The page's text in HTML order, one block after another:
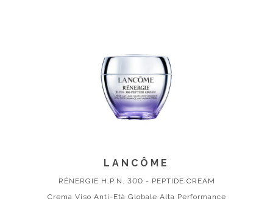
LANCÔME
RÉNERGIE H.P.N. 300 - PEPTIDE CREAM
Crema Viso Anti-Età Globale Alta Performance